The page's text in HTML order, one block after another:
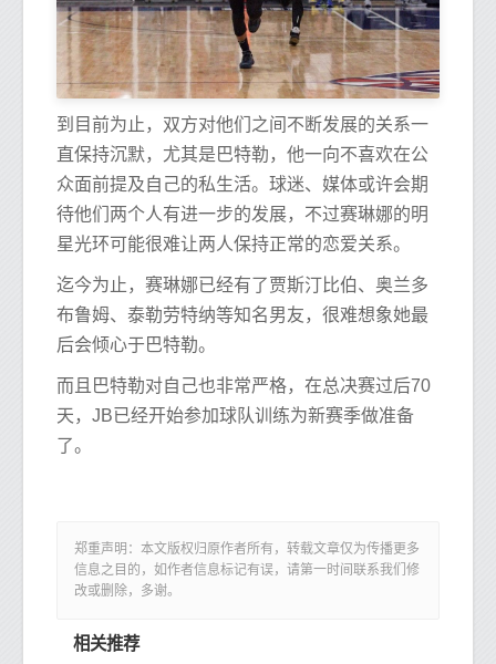
到目前为止，双方对他们之间不断发展的关系一
直保持沉默，尤其是巴特勒，他一向不喜欢在公
众面前提及自己的私生活。球迷、媒体或许会期
待他们两个人有进一步的发展，不过赛琳娜的明
星光环可能很难让两人保持正常的恋爱关系。
迄今为止，赛琳娜已经有了贾斯汀比伯、奥兰多
布鲁姆、泰勒劳特纳等知名男友，很难想象她最
后会倾心于巴特勒。
而且巴特勒对自己也非常严格，在总决赛过后70
天，JB已经开始参加球队训练为新赛季做准备
了。
郑重声明：本文版权归原作者所有，转载文章仅为传播更多
信息之目的，如作者信息标记有误，请第一时间联系我们修
改或删除，多谢。
相关推荐